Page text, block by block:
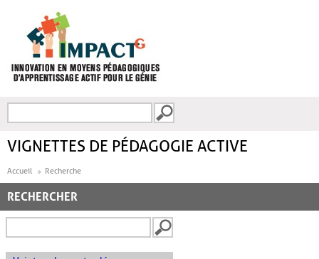
FORMULAIRE DE
VIGNETTES DE PÉDAGOGIE ACTIVE
Accueil Recherche
RECHERCHER